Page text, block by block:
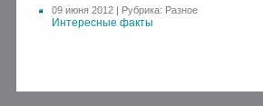
09 июня 2012 | Рубрика: Разное
Интересные факты